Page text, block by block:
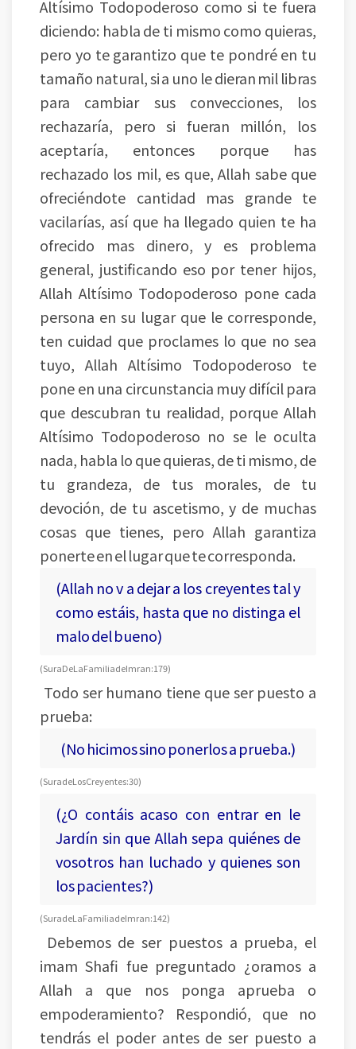
Altísimo Todopoderoso como si te fuera
diciendo: habla de ti mismo como quieras,
pero yo te garantizo que te pondré en tu
tamaño natural, si a uno le dieran mil libras
para cambiar sus convecciones, los
rechazaría, pero si fueran millón, los
aceptaría, entonces porque has
rechazado los mil, es que, Allah sabe que
ofreciéndote cantidad mas grande te
vacilarías, así que ha llegado quien te ha
ofrecido mas dinero, y es problema
general, justificando eso por tener hijos,
Allah Altísimo Todopoderoso pone cada
persona en su lugar que le corresponde,
ten cuidad que proclames lo que no sea
tuyo, Allah Altísimo Todopoderoso te
pone en una circunstancia muy difícil para
que descubran tu realidad, porque Allah
Altísimo Todopoderoso no se le oculta
nada, habla lo que quieras, de ti mismo, de
tu grandeza, de tus morales, de tu
devoción, de tu ascetismo, y de muchas
cosas que tienes, pero Allah garantiza
ponerte en el lugar que te corresponda.
(Allah no v a dejar a los creyentes tal y
como estáis, hasta que no distinga el
malo del bueno)
(Sura De La Familia de Imran: 179)
Todo ser humano tiene que ser puesto a
prueba:
(No hicimos sino ponerlos a prueba.)
(Sura de Los Creyentes: 30)
(¿O contáis acaso con entrar en le
Jardín sin que Allah sepa quiénes de
vosotros han luchado y quienes son
los pacientes?)
(Sura de La Familia de Imran: 142)
Debemos de ser puestos a prueba, el
imam Shafi fue preguntado ¿oramos a
Allah a que nos ponga aprueba o
empoderamiento? Respondió, que no
tendrás el poder antes de ser puesto a